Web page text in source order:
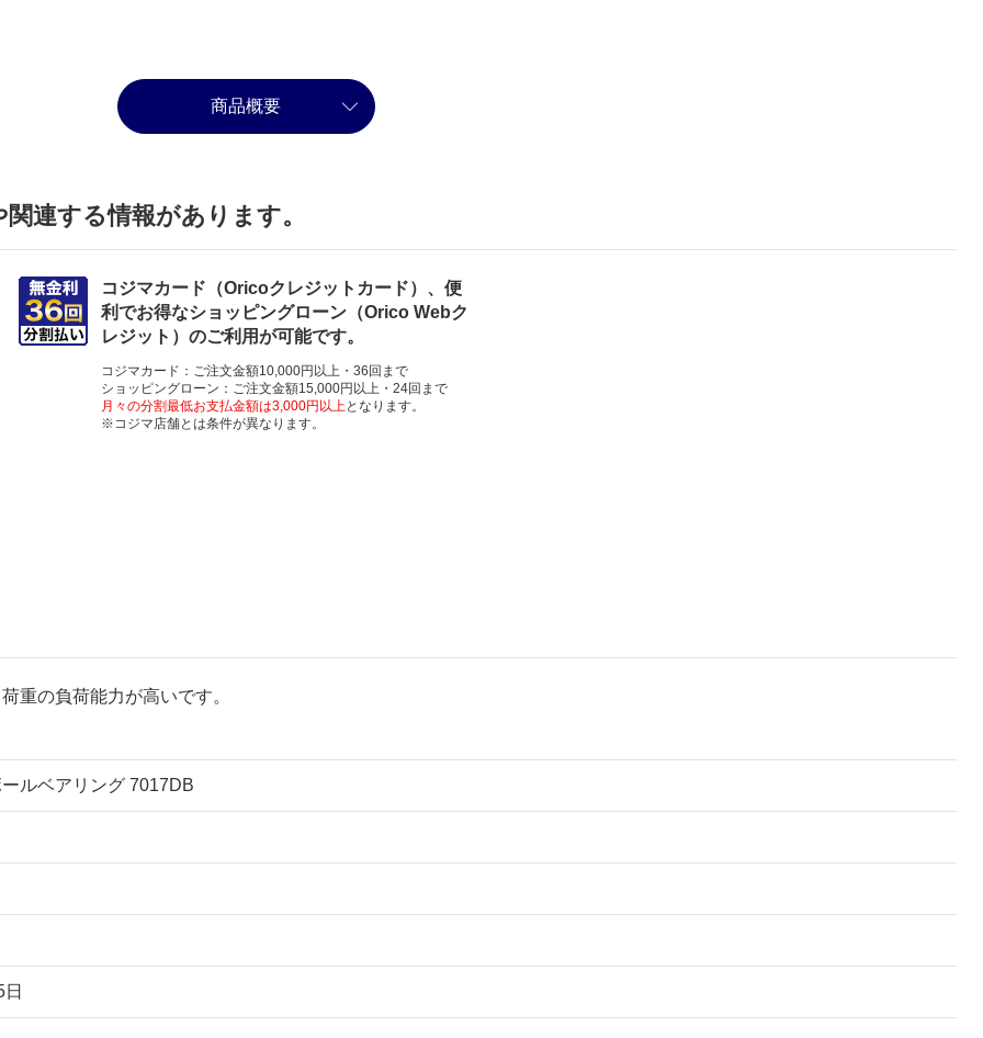
商品概要
連する情報があります。
コジマカード（Oricoクレジットカード）、便
利でお得なショッピングローン（Orico Webク
レジット）のご利用が可能です。
コジマカード：ご注文金額10,000円以上・36回まで
ショッピングローン：ご注文金額15,000円以上・24回まで
月々の分割最低お支払金額は3,000円以上となります。
※コジマ店舗とは条件が異なります。
重の負荷能力が高いです。
ルベアリング 7017DB